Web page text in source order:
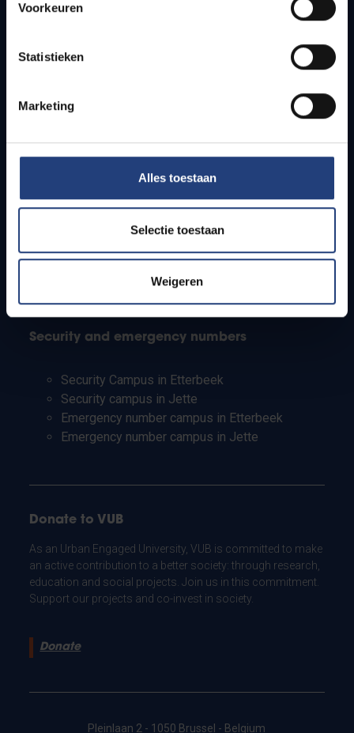
Voorkeuren
Statistieken
Marketing
Alles toestaan
Selectie toestaan
Weigeren
How to get to the VUB campuses
Students
PhD students
Teachers and secondary schools
Working students
Security and emergency numbers
Security Campus in Etterbeek
Security campus in Jette
Emergency number campus in Etterbeek
Emergency number campus in Jette
Donate to VUB
As an Urban Engaged University, VUB is committed to make
an active contribution to a better society: through research,
education and social projects. Join us in this commitment.
Support our projects and co-invest in society.
Donate
Pleinlaan 2 - 1050 Brussel - Belgium